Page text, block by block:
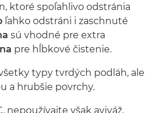
ktoré spoľahlivo odstránia
ľahko odstráni i zaschnuté
sú vhodné pre extra
pre hĺbkové čistenie.
typy tvrdých podláh, ale
a hrubšie povrchy.
nepoužívajte však aviváž,